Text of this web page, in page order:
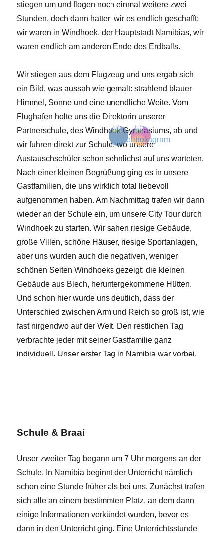
stiegen um und flogen noch einmal weitere zwei
Stunden, doch dann hatten wir es endlich geschafft:
wir waren in Windhoek, der Hauptstadt Namibias, wir
waren endlich am anderen Ende des Erdballs.
Wir stiegen aus dem Flugzeug und uns ergab sich
ein Bild, was aussah wie gemalt: strahlend blauer
Himmel, Sonne und eine unendliche Weite. Vom
Flughafen holte uns die Direktorin unserer
Partnerschule, des Windhoek Gymnasiums, ab und
wir fuhren direkt zur Schule, wo unsere
Austauschschüler schon sehnlichst auf uns warteten.
Nach einer kleinen Begrüßung ging es in unsere
Gastfamilien, die uns wirklich total liebevoll
aufgenommen haben. Am Nachmittag trafen wir dann
wieder an der Schule ein, um unsere City Tour durch
Windhoek zu starten. Wir sahen riesige Gebäude,
große Villen, schöne Häuser, riesige Sportanlagen,
aber uns wurden auch die negativen, weniger
schönen Seiten Windhoeks gezeigt: die kleinen
Gebäude aus Blech, heruntergekommene Hütten.
Und schon hier wurde uns deutlich, dass der
Unterschied zwischen Arm und Reich so groß ist, wie
fast nirgendwo auf der Welt. Den restlichen Tag
verbrachte jeder mit seiner Gastfamilie ganz
individuell. Unser erster Tag in Namibia war vorbei.
Schule & Braai
Unser zweiter Tag begann um 7 Uhr morgens an der
Schule. In Namibia beginnt der Unterricht nämlich
schon eine Stunde früher als bei uns. Zunächst trafen
sich alle an einem bestimmten Platz, an dem dann
einige Informationen verkündet wurden, bevor es
dann in den Unterricht ging. Eine Unterrichtsstunde